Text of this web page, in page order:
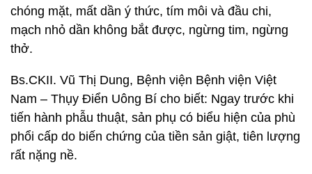
chóng mặt, mất dần ý thức, tím môi và đầu chi,
mạch nhỏ dần không bắt được, ngừng tim, ngừng
thở.
Bs.CKII. Vũ Thị Dung, Bệnh viện Bệnh viện Việt
Nam – Thụy Điển Uông Bí cho biết: Ngay trước khi
tiến hành phẫu thuật, sản phụ có biểu hiện của phù
phổi cấp do biến chứng của tiền sản giật, tiên lượng
rất nặng nề.